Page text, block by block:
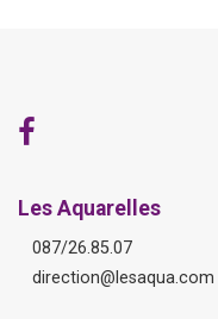
Les Aquarelles
087/26.85.07
direction@lesaqua.com